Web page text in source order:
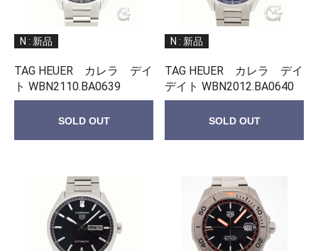
N : 新品
TAG HEUER カレラ デイ
ト WBN2110.BA0639
SOLD OUT
N : 新品
TAG HEUER カレラ デイ
デイト WBN2012.BA0640
SOLD OUT